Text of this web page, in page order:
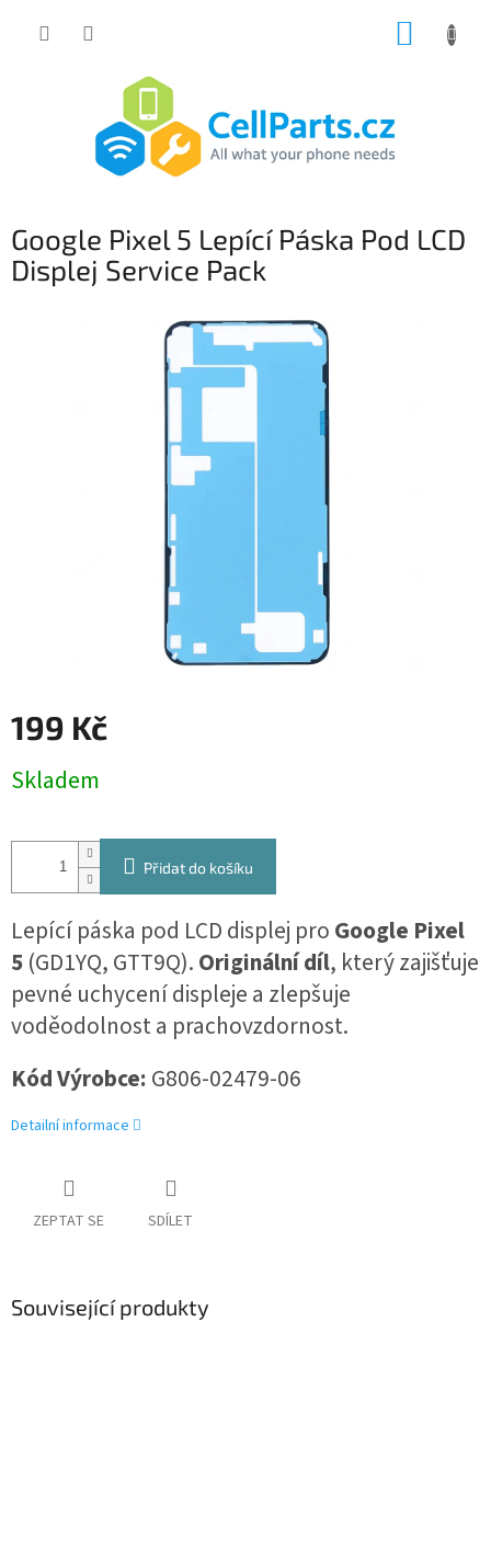
Google Pixel 5 Lepící Páska Pod LCD
Displej Service Pack
199 Kč
cena:
Skladem
Přidat do košíku
Lepící páska pod LCD displej proGoogle Pixel
5(GD1YQ, GTT9Q).Originální díl, který zajišťuje
pevné uchycení displeje a zlepšuje
voděodolnost a prachovzdornost.
Kód Výrobce: G806-02479-06
Detailní informace
ZEPTAT SE SDÍLET
Související produkty